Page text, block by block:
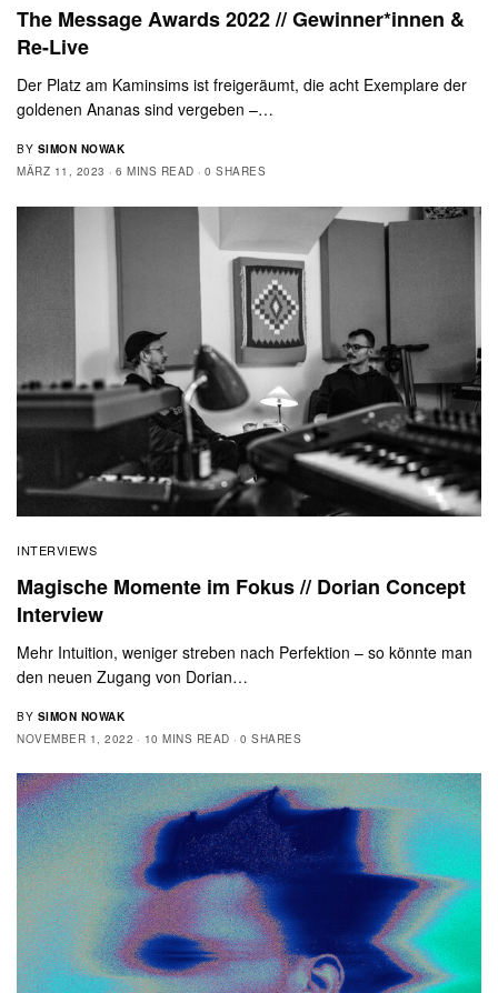
The Message Awards 2022 // Gewinner*innen &
Re-Live
Der Platz am Kaminsims ist freigeräumt, die acht Exemplare der
goldenen Ananas sind vergeben –…
BY SIMON NOWAK
MÄRZ 11, 2023
6 MINS READ 0 SHARES
INTERVIEWS
Magische Momente im Fokus // Dorian Concept
Interview
Mehr Intuition, weniger streben nach Perfektion – so könnte man
den neuen Zugang von Dorian…
BY SIMON NOWAK
NOVEMBER 1, 2022
10 MINS READ 0 SHARES